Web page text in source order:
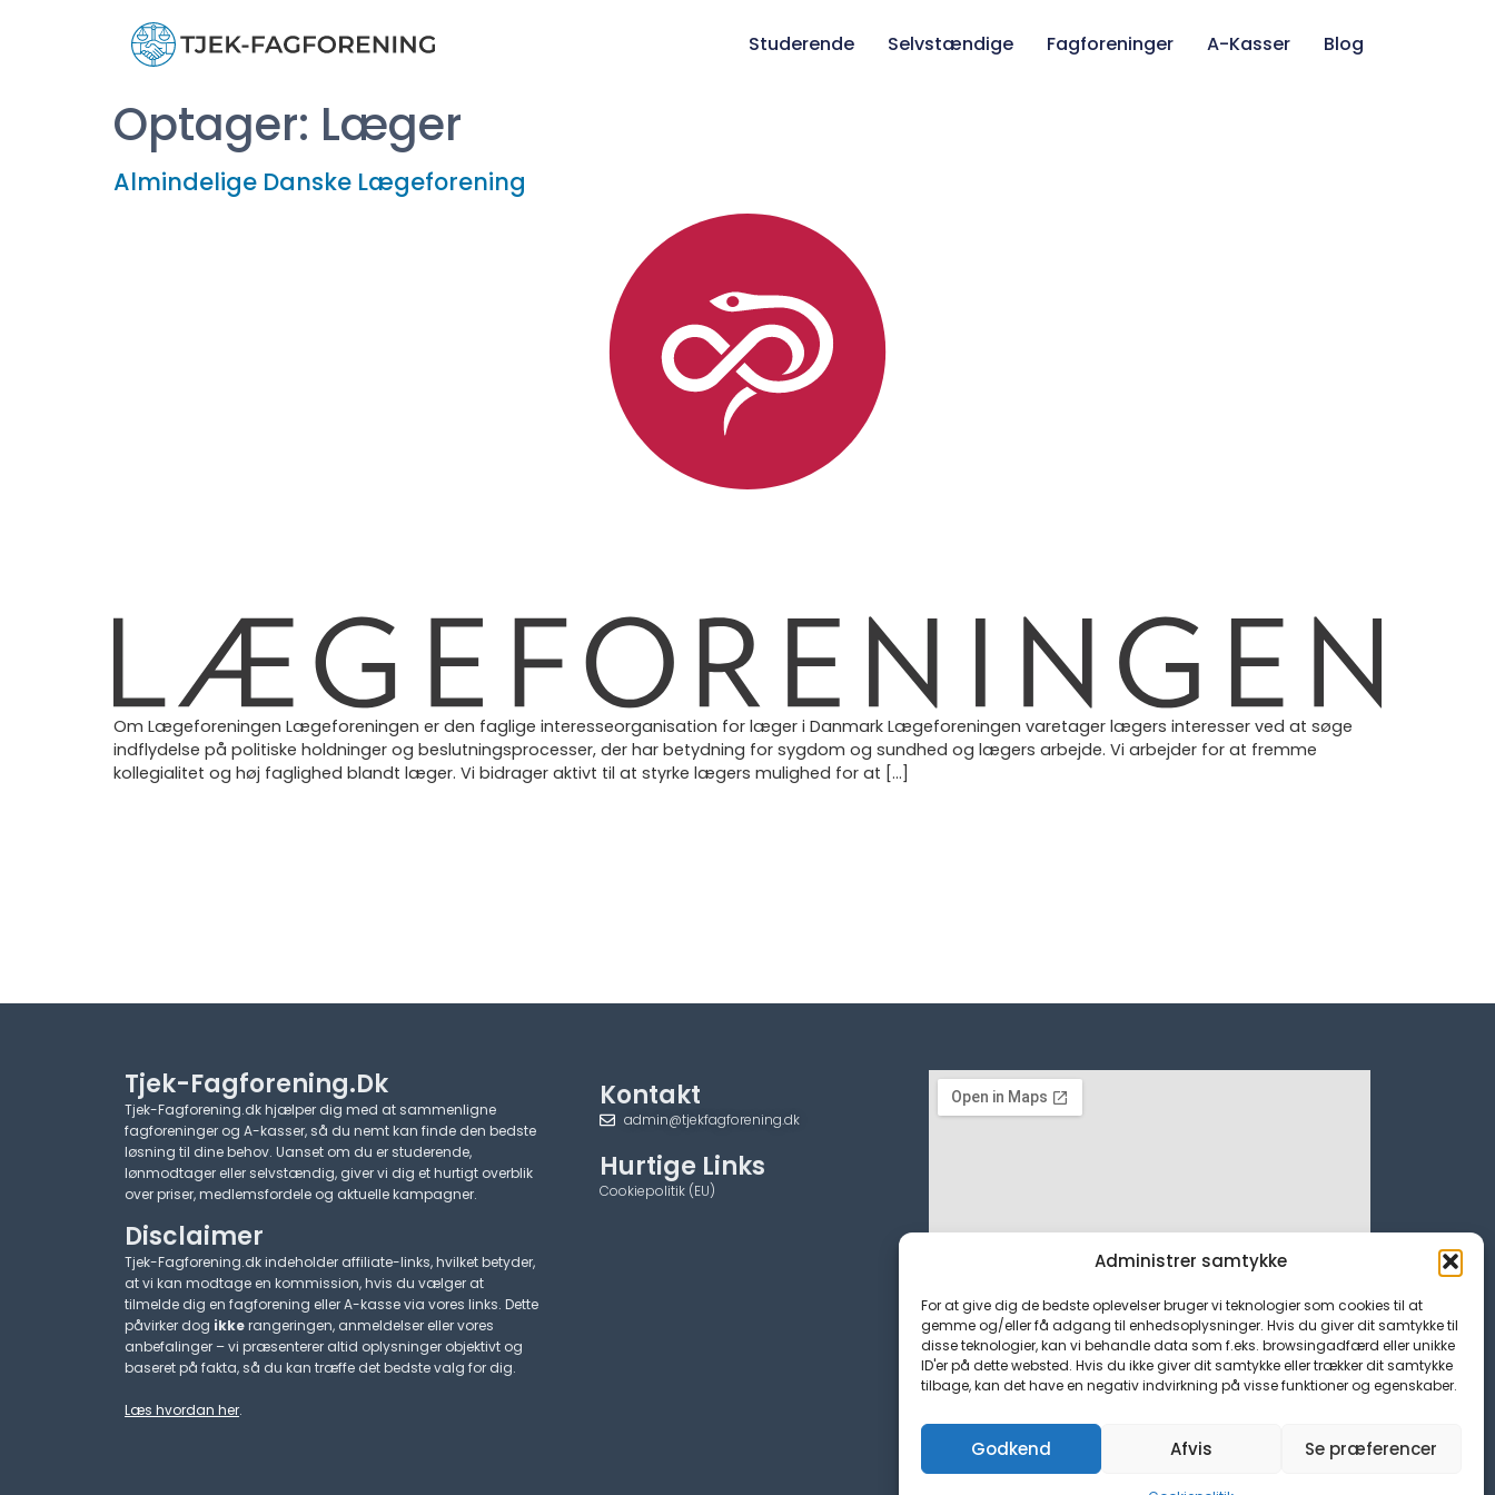
Administrer samtykke
For at give dig de bedste oplevelser bruger vi teknologier som cookies til at
gemme og/eller få adgang til enhedsoplysninger. Hvis du giver dit samtykke til
disse teknologier, kan vi behandle data som f.eks. browsingadfærd eller unikke
ID'er på dette websted. Hvis du ikke giver dit samtykke eller trækker dit samtykke
tilbage, kan det have en negativ indvirkning på visse funktioner og egenskaber.
Godkend Afvis Se præferencer
Studerende Selvstændige Fagforeninger A-Kasser Blog
Optager: Læger
Almindelige Danske Lægeforening
Om Lægeforeningen Lægeforeningen er den faglige interesseorganisation for læger i Danmark Lægeforeningen varetager lægers interesser ved at søge
indflydelse på politiske holdninger og beslutningsprocesser, der har betydning for sygdom og sundhed og lægers arbejde. Vi arbejder for at fremme
kollegialitet og høj faglighed blandt læger. Vi bidrager aktivt til at styrke lægers mulighed for at […]
Tjek-Fagforening.dk
Tjek-Fagforening.dk hjælper dig med at sammenligne
fagforeninger og A-kasser, så du nemt kan finde den bedste
løsning til dine behov. Uanset om du er studerende,
lønmodtager eller selvstændig, giver vi dig et hurtigt overblik
over priser, medlemsfordele og aktuelle kampagner.​
Disclaimer
Tjek-Fagforening.dk indeholder affiliate-links, hvilket betyder,
at vi kan modtage en kommission, hvis du vælger at
tilmelde dig en fagforening eller A-kasse via vores links. Dette
påvirker dog ikkerangeringen, anmeldelser eller vores
anbefalinger – vi præsenterer altid oplysninger objektivt og
baseret på fakta, så du kan træffe det bedste valg for dig.
Læs hvordan her.
Kontakt
admin@tjekfagforening.dk
Hurtige Links
Cookiepolitik (EU)